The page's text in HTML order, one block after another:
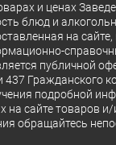
и ценах
блюд и
на сайте,
публичной
Гражданского
подробной
на сайте товаров и/
обращайтесь